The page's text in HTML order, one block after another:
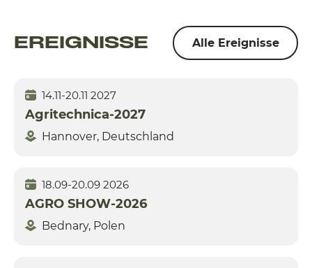
EREIGNISSE Alle Ereignisse
14.11-20.11 2027
Agritechnica-2027
Hannover, Deutschland
18.09-20.09 2026
AGRO SHOW-2026
Bednary, Polen